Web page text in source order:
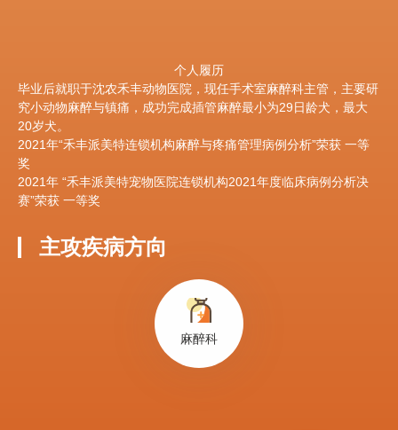
个人履历
毕业后就职于沈农禾丰动物医院，现任手术室麻醉科主管，主要研
究小动物麻醉与镇痛，成功完成插管麻醉最小为29日龄犬，最大
20岁犬。
2021年“禾丰派美特连锁机构麻醉与疼痛管理病例分析”荣获 一等
奖
2021年 “禾丰派美特宠物医院连锁机构2021年度临床病例分析决
赛”荣获 一等奖
主攻疾病方向
麻醉科